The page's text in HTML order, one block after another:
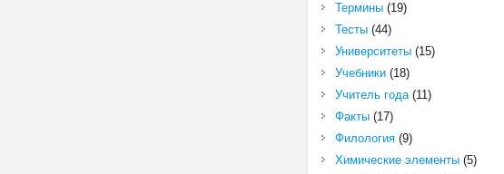
Термины(19)
Тесты(44)
Университеты(15)
Учебники(18)
Учитель года(11)
Факты(17)
Филология(9)
Химические элементы(5)